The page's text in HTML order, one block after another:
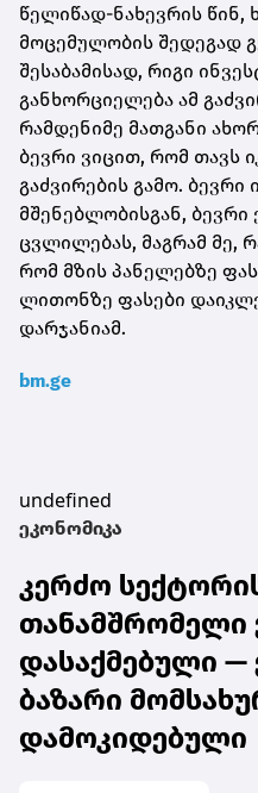
წელიწად-ნახევრის წინ,
მოცემულობის შედეგად
შესაბამისად, რიგი
განხორციელება ამ
რამდენიმე მათგანი
ბევრი ვიცით, რომ თავს
გაძვირების გამო. ბევრი
მშენებლობისგან,
ცვლილებას, მაგრამ მე,
რომ მზის პანელებზე
ლითონზე ფასები
დარჯანიამ.
bm.ge
undefined
ეკონომიკა
კერძო
თანამშრომელი
დასაქმებული
ბაზარი
დამოკიდებული